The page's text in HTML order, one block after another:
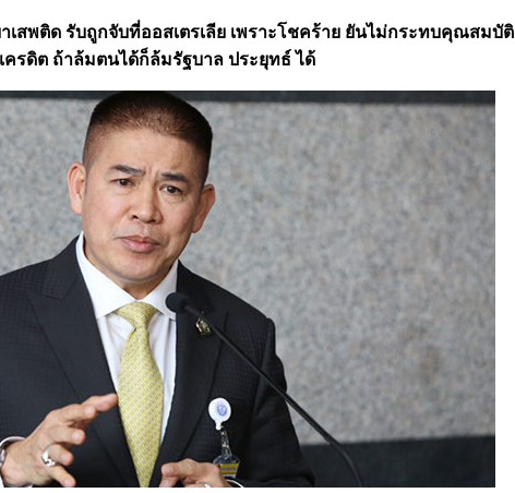
พติด รับถูกจับที่ออสเตรเลีย เพราะโชคร้าย ยันไม่กระทบคุณสมบัติ
ครดิต ถ้าล้มตนได้ก็ล้มรัฐบาล ประยุทธ์ ได้